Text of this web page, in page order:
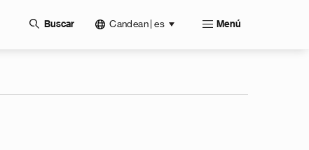
Buscar Candean | es Menú